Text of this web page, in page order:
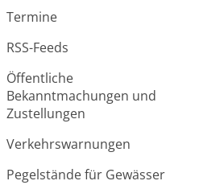
Termine
RSS-Feeds
Öffentliche
Bekanntmachungen und
Zustellungen
Verkehrswarnungen
Pegelstände für Gewässer